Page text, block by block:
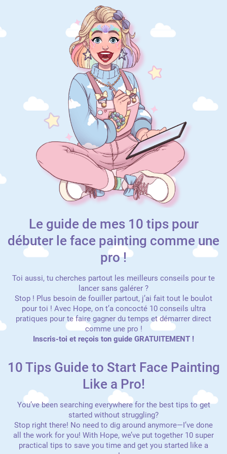
Le guide de mes 10 tips pour
débuter le face painting comme une
pro !
Toi aussi, tu cherches partout les meilleurs conseils pour te
lancer sans galérer ?
Stop ! Plus besoin de fouiller partout, j’ai fait tout le boulot
pour toi ! Avec Hope, on t’a concocté 10 conseils ultra
pratiques pour te faire gagner du temps et démarrer direct
comme une pro !
Inscris-toi et reçois ton guide GRATUITEMENT !
10 Tips Guide to Start Face Painting
Like a Pro!
You’ve been searching everywhere for the best tips to get
started without struggling?
Stop right there! No need to dig around anymore—I’ve done
all the work for you! With Hope, we’ve put together 10 super
practical tips to save you time and get you started like a